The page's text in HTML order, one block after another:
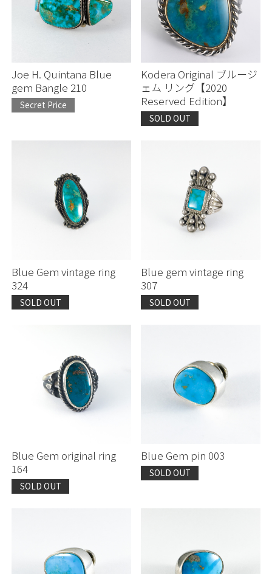
Joe H. Quintana Blue
gem Bangle 210
Secret Price
Kodera Original ブルージ
ェム リング【2020
Reserved Edition】
SOLD OUT
Blue Gem vintage ring
324
SOLD OUT
Blue gem vintage ring
307
SOLD OUT
Blue Gem original ring
164
SOLD OUT
Blue Gem pin 003
SOLD OUT
お買い物を続ける カートへ進む
お買い物を続ける カートへ進む